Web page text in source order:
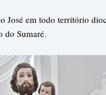
José em todo território
do Sumaré.